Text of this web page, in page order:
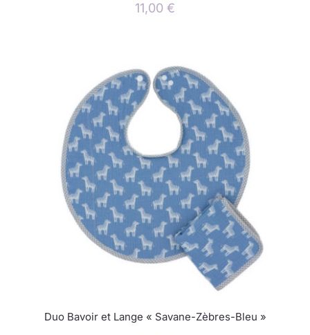
11,00 €
Duo Bavoir et Lange « Savane-Zèbres-Bleu »